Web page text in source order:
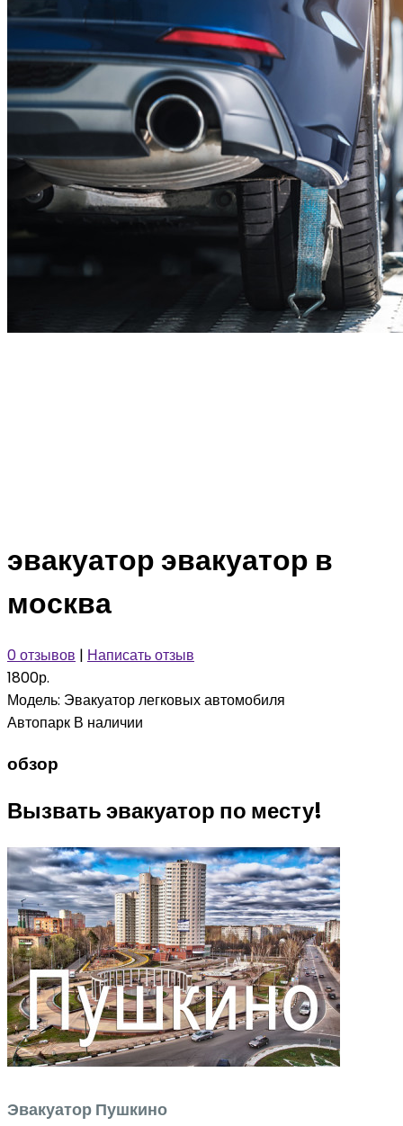
эвакуатор эвакуатор в
москва
0 отзывов | Написать отзыв
1800р.
Модель: Эвакуатор легковых автомобиля
Автопарк В наличии
обзор
Вызвать эвакуатор по месту!
Эвакуатор Пушкино